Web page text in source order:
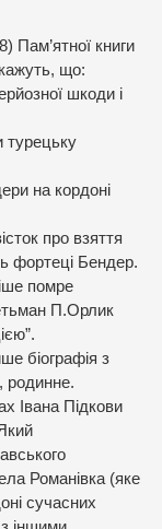
Пам’ятної книги
що:
шкоди і
турецьку
на кордоні
про взяття
фортеці Бендер.
помре
П.Орлик
біографія з
родинне.
Івана Підкови
Романівка (яке
сучасних